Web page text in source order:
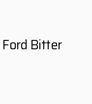
Bitter